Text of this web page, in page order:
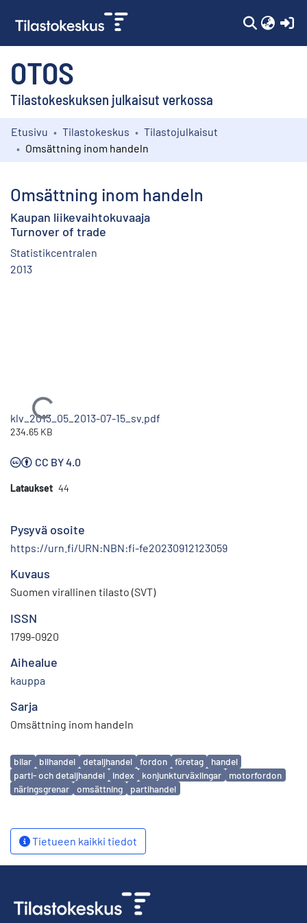
OTOS
Tilastokeskuksen julkaisut verkossa
Kokoelmat
Etusivu Tilastokeskus
Tilastojulkaisut
Omsättning inom handeln
Omsättning inom handeln
Kaupan liikevaihtokuvaaja
Turnover of trade
Statistikcentralen
2013
Ladataan...
klv_2013_05_2013-07-15_sv.pdf
234.65 KB
CC BY 4.0
Lataukset 44
Pysyvä osoite
https://urn.fi/URN:NBN:fi-fe20230912123059
Kuvaus
Suomen virallinen tilasto (SVT)
ISSN
1799-0920
Aihealue
kauppa
Sarja
Omsättning inom handeln
Avainsanat
bilar bilhandel detaljhandel fordon företag
handel
parti- och detaljhandel
index konjunkturväxlingar
motorfordon
näringsgrenar
omsättning partihandel
Tietueen kaikki tiedot